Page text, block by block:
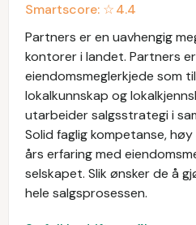
Smartscore: ☆4.4
Partners er en uavhengig
kontorer i landet. Partners
eiendomsmeglerkjede som
lokalkunnskap og
utarbeider salgsstrategi i
Solid faglig kompetanse,
års erfaring med
selskapet. Slik ønsker de å
hele salgsprosessen.